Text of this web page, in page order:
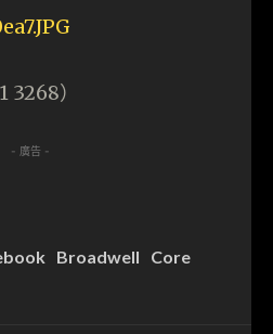
3268）
- 廣告 -
Broadwell
Core